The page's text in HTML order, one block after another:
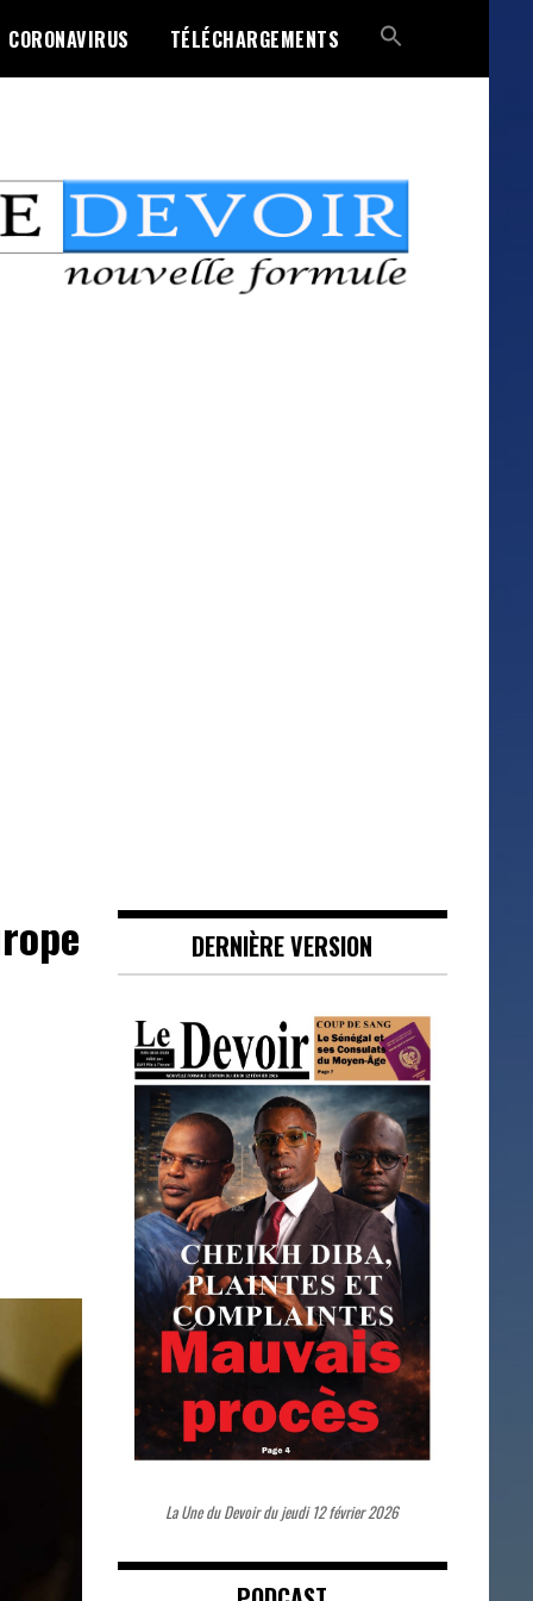
CORONAVIRUS TÉLÉCHARGEMENTS
DERNIÈRE VERSION
La Une du Devoir du jeudi 12 février 2026